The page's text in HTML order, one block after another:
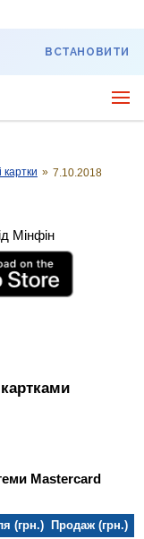
ВСТАНОВИТИ
картки » 7.10.2018
Мінфін
Mastercard
(грн.)
Продаж (грн.)